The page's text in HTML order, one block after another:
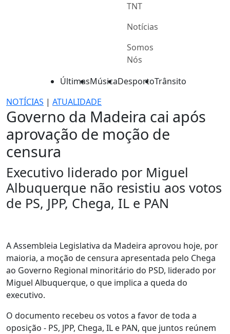
TNT
Notícias
Somos
Nós
ÚltimasMúsicaDesportoTrânsito
NOTÍCIAS | ATUALIDADE
Governo da Madeira cai após
aprovação de moção de
censura
Executivo liderado por Miguel
Albuquerque não resistiu aos votos
de PS, JPP, Chega, IL e PAN
A Assembleia Legislativa da Madeira aprovou hoje, por
maioria, a moção de censura apresentada pelo Chega
ao Governo Regional minoritário do PSD, liderado por
Miguel Albuquerque, o que implica a queda do
executivo.
O documento recebeu os votos a favor de toda a
oposição - PS, JPP, Chega, IL e PAN, que juntos reúnem